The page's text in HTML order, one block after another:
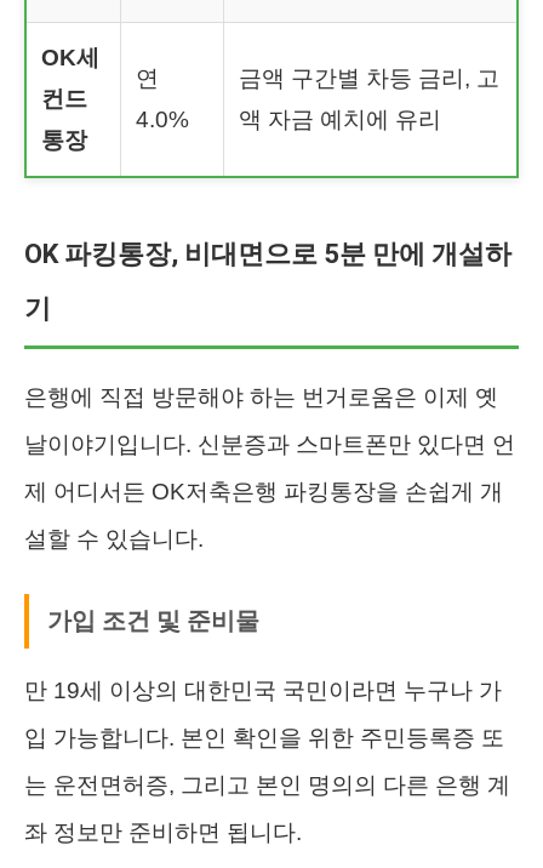
OK세
컨드
통장
연
4.0%
금액 구간별 차등 금리, 고
액 자금 예치에 유리
OK 파킹통장, 비대면으로 5분 만에 개설하
기
은행에 직접 방문해야 하는 번거로움은 이제 옛
날이야기입니다. 신분증과 스마트폰만 있다면 언
제 어디서든 OK저축은행 파킹통장을 손쉽게 개
설할 수 있습니다.
가입 조건 및 준비물
만 19세 이상의 대한민국 국민이라면 누구나 가
입 가능합니다. 본인 확인을 위한 주민등록증 또
는 운전면허증, 그리고 본인 명의의 다른 은행 계
좌 정보만 준비하면 됩니다.